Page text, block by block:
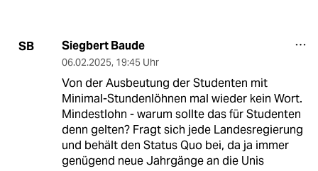
SB Siegbert Baude
06.02.2025, 19:45 Uhr
Von der Ausbeutung der Studenten mit
Minimal-Stundenlöhnen mal wieder kein Wort.
Mindestlohn - warum sollte das für Studenten
denn gelten? Fragt sich jede Landesregierung
und behält den Status Quo bei, da ja immer
genügend neue Jahrgänge an die Unis